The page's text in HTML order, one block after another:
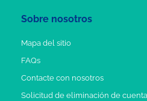
Sobre nosotros
Mapa del sitio
FAQs
Contacte con nosotros
Solicitud de eliminación de cuenta